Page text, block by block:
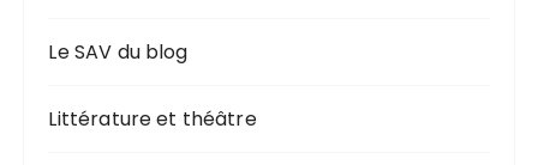
Le SAV du blog
Littérature et théâtre